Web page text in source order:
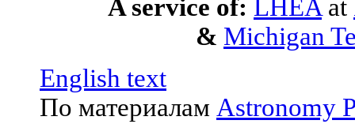
A service of: LHEA at
& Michigan
English text
По материалам Astronomy